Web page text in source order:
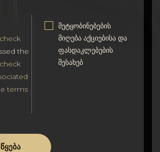
the
terms
შეტყობინებების
მიღება აქციებისა და
ფასდაკლებების
შესახებ